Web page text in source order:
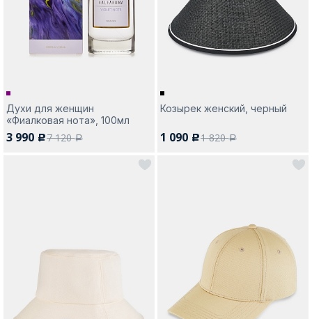
Духи для женщин
«Фиалковая нота», 100мл
3 990 c7 120a
Козырек женский, черный
1 090 c1 820a